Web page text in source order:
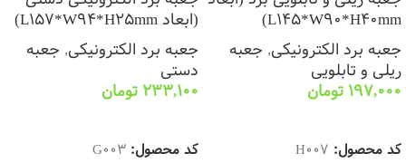
L145*W90*H40mm)
جعبه برد الکترونیکی, جعبه
ریلی و تابلویی
197,000 تومان
کد محصول: H007
(ابعاد L157*W94*H25mm)
جعبه برد الکترونیکی, جعبه
دستی
233,100 تومان
کد محصول: G003